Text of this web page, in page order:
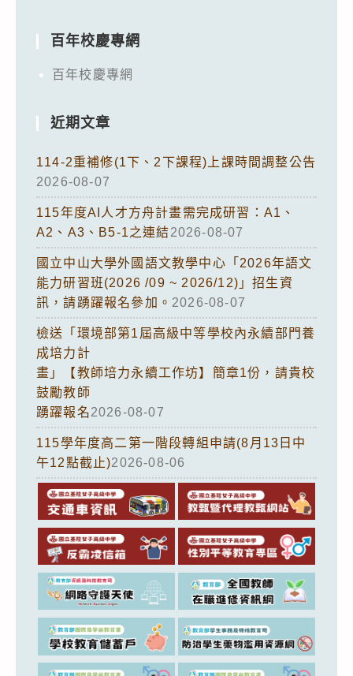
百年校慶專網
百年校慶專網
近期文章
114-2重補修(1下、2下課程)上課時間調整公告
2026-08-07
115年度AI人才方舟計畫需完成研習：A1、
A2、A3、B5-1之連結2026-08-07
國立中山大學外國語文教學中心「2026年語文
能力研習班(2026 /09 ~ 2026/12)」招生資
訊，請踴躍報名參加。 2026-08-07
檢送「環境部第1屆高級中等學校內永續部門養
成培力計
畫」【教師培力永續工作坊】簡章1份，請貴校
鼓勵教師
踴躍報名2026-08-07
115學年度高二第一階段轉組申請(8月13日中
午12點截止)2026-08-06